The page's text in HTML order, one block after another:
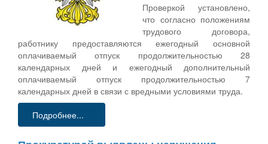
Проверкой установлено,
что согласно положениям
трудового договора,
работнику предоставляются ежегодный основной
оплачиваемый отпуск продолжительностью 28
календарных дней и ежегодный дополнительный
оплачиваемый отпуск продолжительностью 7
календарных дней в связи с вредными условиями труда.
Подробнее...